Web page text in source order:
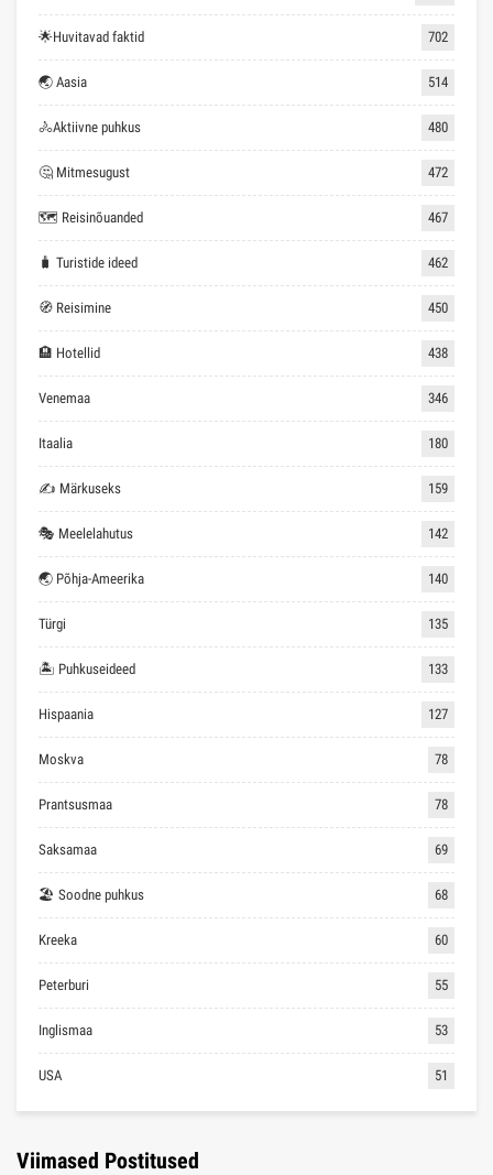
🌟Huvitavad faktid 702
🌏 Aasia 514
🚴Aktiivne puhkus 480
🤔 Mitmesugust 472
🗺 Reisinõuanded 467
🧳 Turistide ideed 462
🧭 Reisimine 450
🏨 Hotellid 438
Venemaa 346
Itaalia 180
✍ Märkuseks 159
🎭 Meelelahutus 142
🌏 Põhja-Ameerika 140
Türgi 135
🏝 Puhkuseideed 133
Hispaania 127
Moskva 78
Prantsusmaa 78
Saksamaa 69
🏖 Soodne puhkus 68
Kreeka 60
Peterburi 55
Inglismaa 53
USA 51
Viimased Postitused